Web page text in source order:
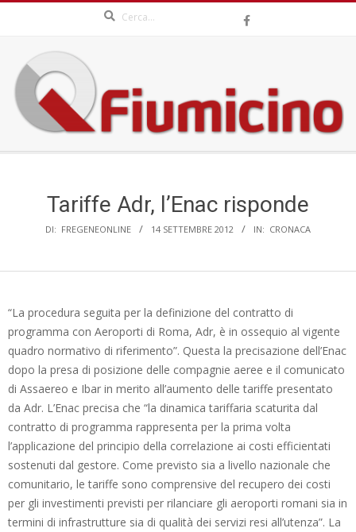
content
QFIUMICINO.COM
Tariffe Adr, l’Enac risponde
DI: FREGENEONLINE 14 SETTEMBRE 2012 IN: CRONACA
“La procedura seguita per la definizione del contratto di
programma con Aeroporti di Roma, Adr, è in ossequio al vigente
quadro normativo di riferimento”. Questa la precisazione dell’Enac
dopo la presa di posizione delle compagnie aeree e il comunicato
di Assaereo e Ibar in merito all’aumento delle tariffe presentato
da Adr. L’Enac precisa che “la dinamica tariffaria scaturita dal
contratto di programma rappresenta per la prima volta
l’applicazione del principio della correlazione ai costi efficientati
sostenuti dal gestore. Come previsto sia a livello nazionale che
comunitario, le tariffe sono comprensive del recupero dei costi
per gli investimenti previsti per rilanciare gli aeroporti romani sia in
termini di infrastrutture sia di qualità dei servizi resi all’utenza”. La